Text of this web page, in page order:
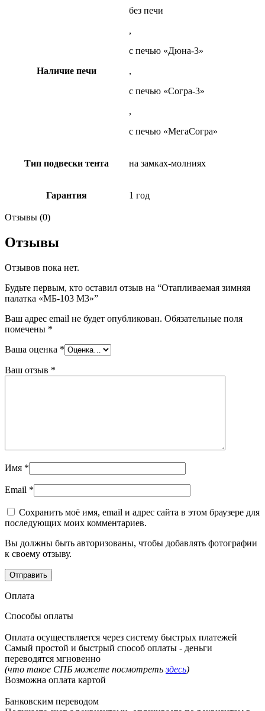
Наличие печи
без печи
,
с печью «Дюна-3»
,
с печью «Согра-3»
,
с печью «МегаСогра»
Тип подвески тента на замках-молниях
Гарантия 1 год
Отзывы (0)
Отзывы
Отзывов пока нет.
Будьте первым, кто оставил отзыв на “Отапливаемая зимняя
палатка «МБ-103 М3»”
Ваш адрес email не будет опубликован. Обязательные поля
помечены *
Ваша оценка *
Ваш отзыв *
Имя *
Email *
Сохранить моё имя, email и адрес сайта в этом браузере для
последующих моих комментариев.
Вы должны быть авторизованы, чтобы добавлять фотографии
к своему отзыву.
Оплата
Способы оплаты
Оплата осуществляется через систему быстрых платежей
Самый простой и быстрый способ оплаты - деньги
переводятся мгновенно
(что такое СПБ можете посмотретьздесь)
Возможна оплата картой
Банковским переводом